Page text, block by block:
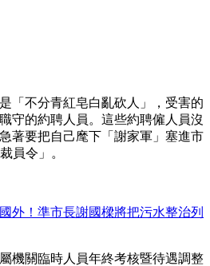
「不分青紅皂白亂砍人」，受害的
守的約聘人員。這些約聘僱人員沒
著要把自己麾下「謝家軍」塞進市
員令」。
外！準市長謝國樑將把污水整治列
機關臨時人員年終考核暨待遇調整